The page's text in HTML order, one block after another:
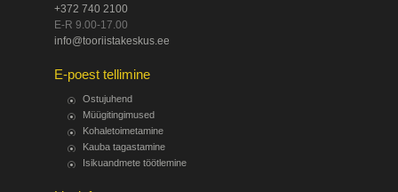
+372 740 2100
E-R 9.00-17.00
info@tooriistakeskus.ee
E-poest tellimine
Ostujuhend
Müügitingimused
Kohaletoimetamine
Kauba tagastamine
Isikuandmete töötlemine